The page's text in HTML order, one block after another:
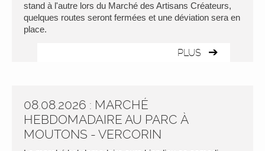
stand à l'autre lors du Marché des Artisans Créateurs,
quelques routes seront fermées et une déviation sera en
place.
PLUS
08.08.2026 : MARCHÉ
HEBDOMADAIRE AU PARC À
MOUTONS - VERCORIN